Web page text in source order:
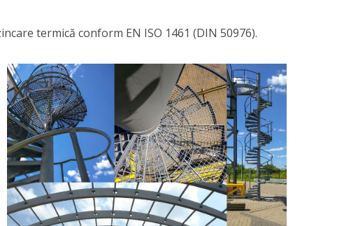
termică conform EN ISO 1461 (DIN 50976).